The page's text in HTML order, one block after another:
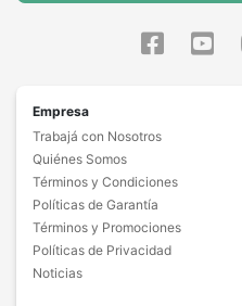
Empresa
Trabajá con Nosotros
Quiénes Somos
Términos y Condiciones
Políticas de Garantía
Términos y Promociones
Políticas de Privacidad
Noticias